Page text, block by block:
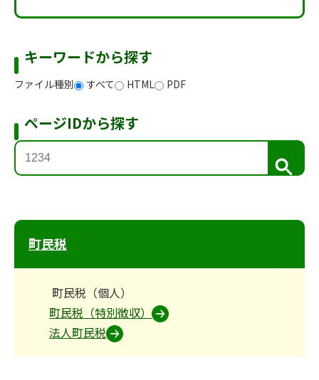
キーワードから探す
ファイル種別 すべて HTML PDF
ページIDから探す
検
索
町民税
町民税（個人）
町民税（特別徴収）
法人町民税